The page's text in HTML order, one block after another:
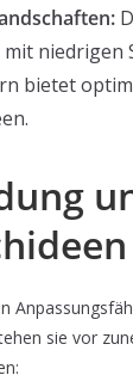
niedrigen
bietet
sie vor